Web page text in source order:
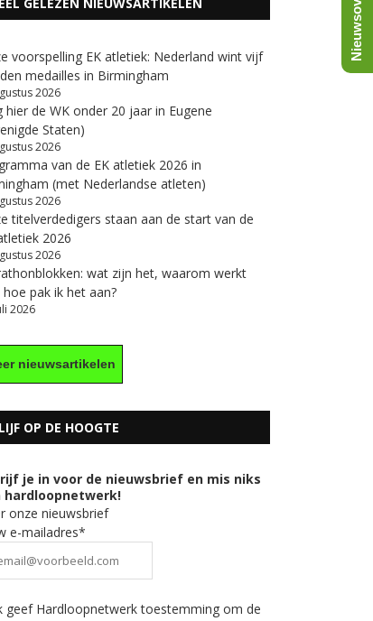
voorspelling EK atletiek: Nederland wint vijf
medailles in Birmingham
2026
hier de WK onder 20 jaar in Eugene
Staten)
2026
van de EK atletiek 2026 in
(met Nederlandse atleten)
2026
titelverdedigers staan aan de start van de
2026
2026
wat zijn het, waarom werkt
pak ik het aan?
2026
nieuwsartikelen
OP DE HOOGTE
je in voor de nieuwsbrief en mis niks
hardloopnetwerk!
onze nieuwsbrief
e-mailadres*
geef Hardloopnetwerk toestemming om de